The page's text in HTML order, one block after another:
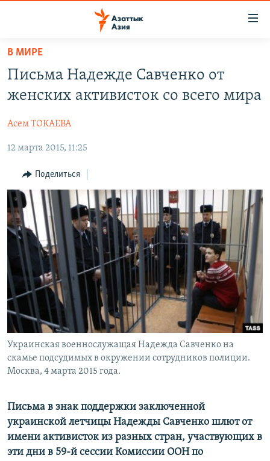
Вернуться
основному
содержанию
навигации
Вернутся
поиску
УЗБЕКИСТАН
ТАДЖИКИСТАН
НА ДРУГИХ ЯЗЫКАХ
ҚАЗАҚША
КЫРГЫЗЧА
ЎЗБЕКЧА
ТОҶИКӢ
TÜRKMENÇE
Все сайты РСЕ/РС
В МИРЕ
Письма Надежде Савченко от
женских активисток со всего мира
Асем ТОКАЕВА
12 марта 2015, 11:25
Поделиться
Украинская военнослужащая Надежда Савченко на
скамье подсудимых в окружении сотрудников полиции.
Москва, 4 марта 2015 года.
Письма в знак поддержки заключенной
украинской летчицы Надежды Савченко шлют от
имени активисток из разных стран, участвующих в
эти дни в 59-й сессии Комиссии ООН по